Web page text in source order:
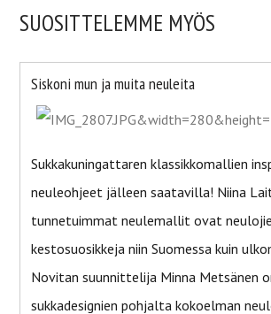
SUOSITTELEMME MYÖS
Siskoni mun ja muita neuleita
Sukkakuningattaren klassikkomallien
neuleohjeet jälleen saatavilla! Niina
tunnetuimmat neulemallit ovat
kestosuosikkeja niin Suomessa kuin
Novitan suunnittelija Minna Metsänen
sukkadesignien pohjalta kokoelman